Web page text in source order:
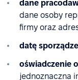
dane
dane osoby
firmy oraz
datę
oświadczenie
jednoznaczna